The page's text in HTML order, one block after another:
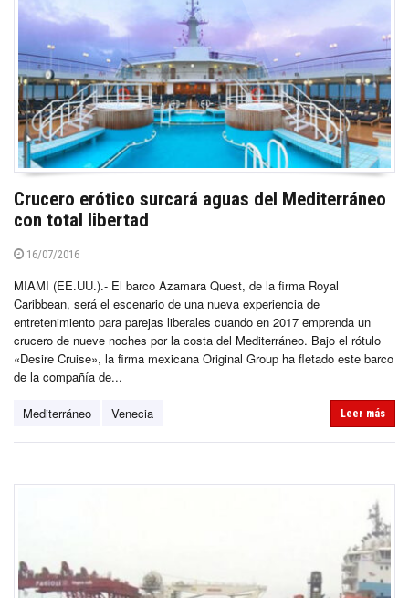
Crucero erótico surcará aguas del Mediterráneo
con total libertad
16/07/2016
MIAMI (EE.UU.).- El barco Azamara Quest, de la firma Royal
Caribbean, será el escenario de una nueva experiencia de
entretenimiento para parejas liberales cuando en 2017 emprenda un
crucero de nueve noches por la costa del Mediterráneo. Bajo el rótulo
«Desire Cruise», la firma mexicana Original Group ha fletado este barco
de la compañía de...
Mediterráneo Venecia Leer más